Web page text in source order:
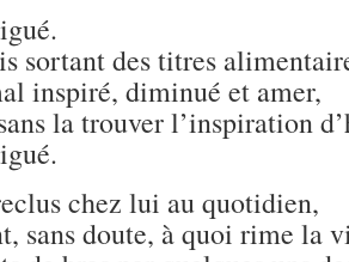
sortant des titres
inspiré, diminué et amer,
la trouver l’inspiration
chez lui au quotidien,
sans doute, à quoi rime la